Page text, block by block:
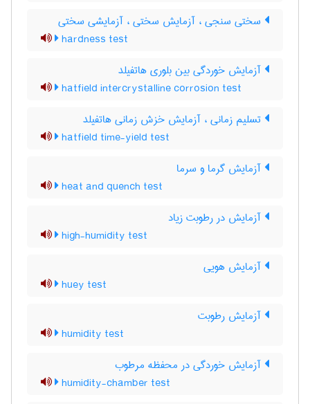
سختی سنجی ، آزمایش سختی ، آزمایشی سختی
hardness test
آزمایش خوردگی بین بلوری هاتفیلد
hatfield intercrystalline corrosion test
تسلیم زمانی ، آزمایش خزش زمانی هاتفیلد
hatfield time-yield test
آزمایش گرما و سرما
heat and quench test
آزمایش در رطوبت زیاد
high-humidity test
آزمایش هویی
huey test
آزمایش رطوبت
humidity test
آزمایش خوردگی در محفظه مرطوب
humidity-chamber test